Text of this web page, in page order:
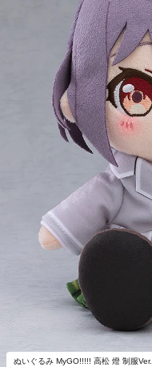
ぬいぐるみ MyGO!!!!! 高松 燈 制服Ver.